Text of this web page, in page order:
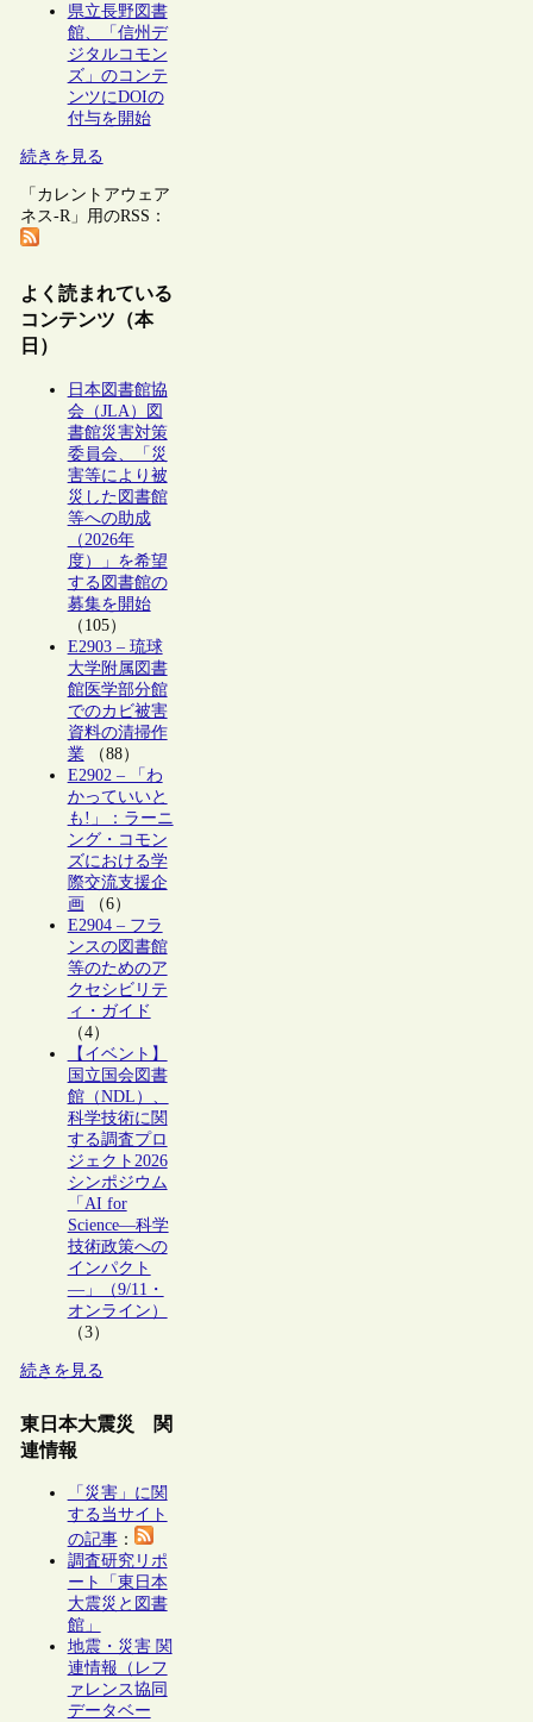
県立長野図書
館、「信州デ
ジタルコモン
ズ」のコンテ
ンツにDOIの
付与を開始
続きを見る
「カレントアウェア
ネス-R」用のRSS：
よく読まれている
コンテンツ（本
日）
日本図書館協
会（JLA）図
書館災害対策
委員会、「災
害等により被
災した図書館
等への助成
（2026年
度）」を希望
する図書館の
募集を開始
（105）
E2903 – 琉球
大学附属図書
館医学部分館
でのカビ被害
資料の清掃作
業（88）
E2902 – 「わ
かっていいと
も!」：ラーニ
ング・コモン
ズにおける学
際交流支援企
画（6）
E2904 – フラ
ンスの図書館
等のためのア
クセシビリテ
ィ・ガイド
（4）
【イベント】
国立国会図書
館（NDL）、
科学技術に関
する調査プロ
ジェクト2026
シンポジウム
「AI for
Science―科学
技術政策への
インパクト
―」（9/11・
オンライン）
（3）
続きを見る
東日本大震災 関
連情報
「災害」に関
する当サイト
の記事：
調査研究リポ
ート「東日本
大震災と図書
館」
地震・災害 関
連情報（レフ
ァレンス協同
データベー